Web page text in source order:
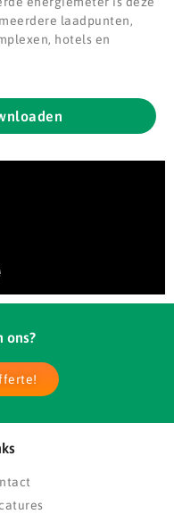
laadpunten,
hotels en
ons?